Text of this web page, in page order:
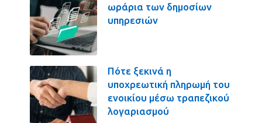
ωράρια των δημοσίων
υπηρεσιών
Πότε ξεκινά η
υποχρεωτική πληρωμή του
ενοικίου μέσω τραπεζικού
λογαριασμού